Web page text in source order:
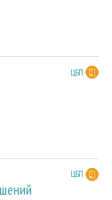
ЦБП
ЦБП